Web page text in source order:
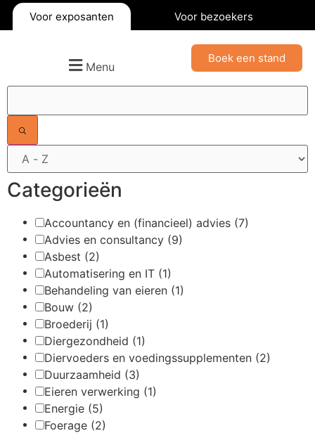
Voor exposanten Voor bezoekers
Menu
Boek een stand
Categorieën
Accountancy en (financieel) advies (7)
Advies en consultancy (9)
Asbest (2)
Automatisering en IT (1)
Behandeling van eieren (1)
Bouw (2)
Broederij (1)
Diergezondheid (1)
Diervoeders en voedingssupplementen (2)
Duurzaamheid (3)
Eieren verwerking (1)
Energie (5)
Foerage (2)